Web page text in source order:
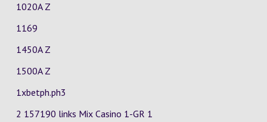
1020A Z
1169
1450A Z
1500A Z
1xbetph.ph3
2 157190 links Mix Casino 1-GR 1